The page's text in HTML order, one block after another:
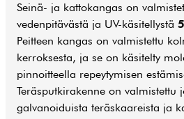
Seinä- ja kattokangas on
vedenpitävästä ja UV-käsitellystä
Peitteen kangas on valmistettu
kerroksesta, ja se on käsitelty
pinnoitteella repeytymisen
Teräsputkirakenne on
galvanoiduista teräskaareista ja